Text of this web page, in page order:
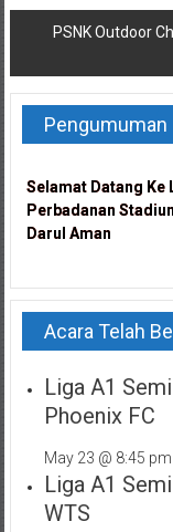
PSNK Outdoor
Pengumuman
Selamat Datang Ke
Perbadanan
Darul Aman
Selamat Datang Ke
Perbadanan
Darul Aman
Acara Telah
Liga A1
Phoenix FC
May 23 @ 8:45 pm
Liga A1
WTS